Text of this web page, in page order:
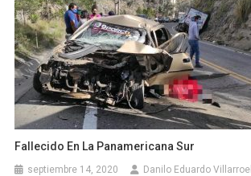
Fallecido En La Panamericana Sur
septiembre 14, 2020 Danilo Eduardo Villarroel